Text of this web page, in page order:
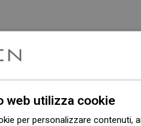
web utilizza cookie
per personalizzare contenuti,